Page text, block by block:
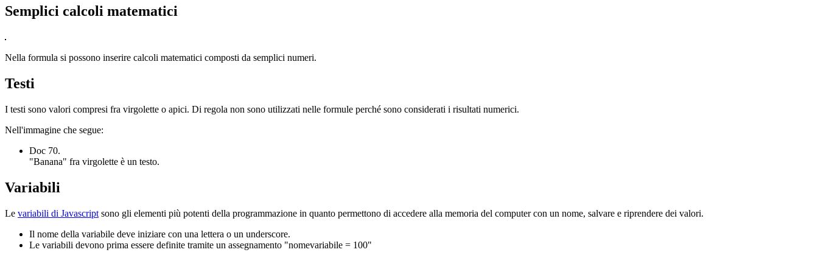
Semplici calcoli matematici
Nella formula si possono inserire calcoli matematici composti da semplici numeri.
Testi
I testi sono valori compresi fra virgolette o apici. Di regola non sono utilizzati nelle formule perché sono considerati i risultati numerici.
Nell'immagine che segue:
Doc 70.
"Banana" fra virgolette è un testo.
Variabili
Le variabili di Javascript sono gli elementi più potenti della programmazione in quanto permettono di accedere alla memoria del computer con un nome, salvare e riprendere dei valori.
Il nome della variabile deve iniziare con una lettera o un underscore.
Le variabili devono prima essere definite tramite un assegnamento "nomevariabile = 100"